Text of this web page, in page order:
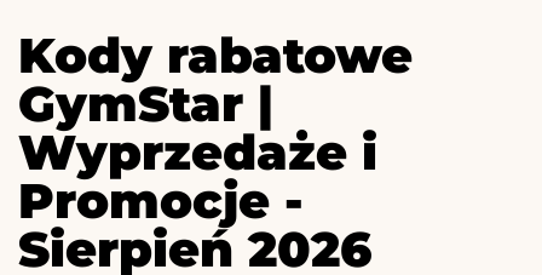
Kody rabatowe
GymStar |
Wyprzedaże i
Promocje -
Sierpień 2026